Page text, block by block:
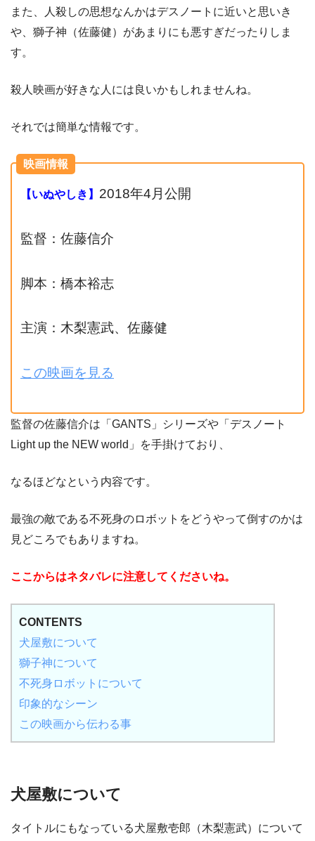
また、人殺しの思想なんかはデスノートに近いと思いき
や、獅子神（佐藤健）があまりにも悪すぎだったりしま
す。
殺人映画が好きな人には良いかもしれませんね。
それでは簡単な情報です。
映画情報
【いぬやしき】 2018年4月公開
監督：佐藤信介
脚本：橋本裕志
主演：木梨憲武、佐藤健
この映画を見る
監督の佐藤信介は「GANTS」シリーズや「デスノート
Light up the NEW world」を手掛けており、
なるほどなという内容です。
最強の敵である不死身のロボットをどうやって倒すのかは
見どころでもありますね。
ここからはネタバレに注意してくださいね。
CONTENTS
犬屋敷について
獅子神について
不死身ロボットについて
印象的なシーン
この映画から伝わる事
犬屋敷について
タイトルにもなっている犬屋敷壱郎（木梨憲武）について